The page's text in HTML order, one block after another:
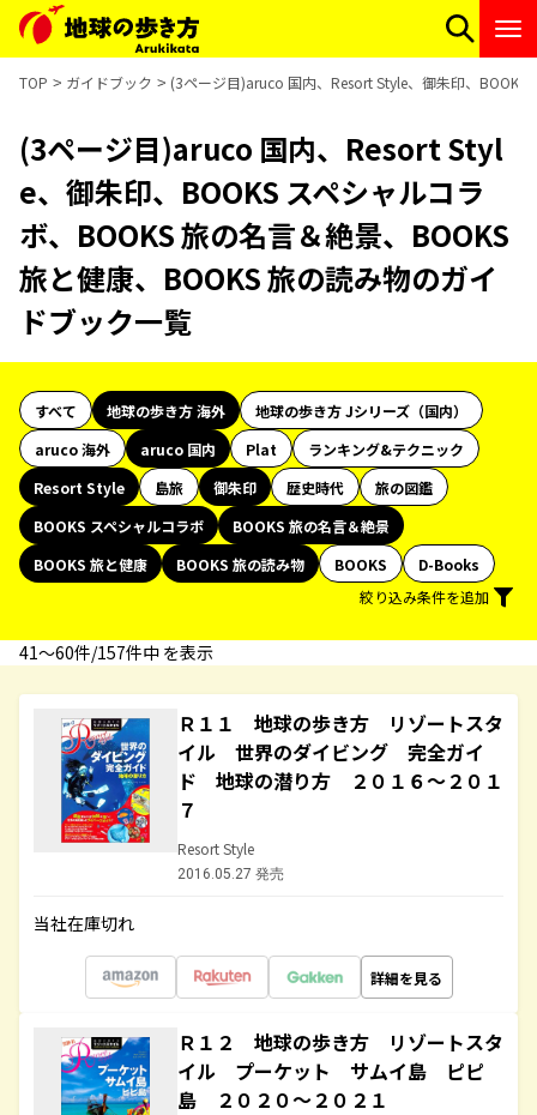
TOP ガイドブック (3ページ目)aruco 国内、Resort Style、御朱印、
(3ページ目)aruco 国内、Resort Styl
e、御朱印、BOOKS スペシャルコラ
ボ、BOOKS 旅の名言＆絶景、BOOKS
旅と健康、BOOKS 旅の読み物のガイ
ドブック一覧
すべて 地球の歩き方 海外
地球の歩き方 Jシリーズ（国内）
aruco 海外
aruco 国内 Plat
ランキング&テクニック
Resort Style
島旅 御朱印 歴史時代
旅の図鑑
BOOKS スペシャルコラボ
BOOKS 旅の名言＆絶景
BOOKS 旅と健康
BOOKS 旅の読み物 BOOKS
D-Books
絞り込み条件を追加
41〜60件/157件中 を表示
Ｒ１１ 地球の歩き方 リゾートスタ
イル 世界のダイビング 完全ガイ
ド 地球の潜り方 ２０１６～２０１
７
Resort Style
2016.05.27 発売
当社在庫切れ
詳細を見る
Ｒ１２ 地球の歩き方 リゾートスタ
イル プーケット サムイ島 ピピ
島 ２０２０～２０２１